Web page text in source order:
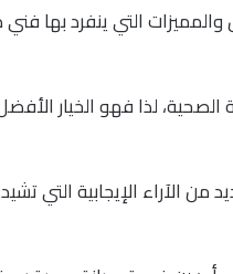
التي ينفرد بها
الصحية، لذا فهو الخيار
الآراء الإيجابية التي